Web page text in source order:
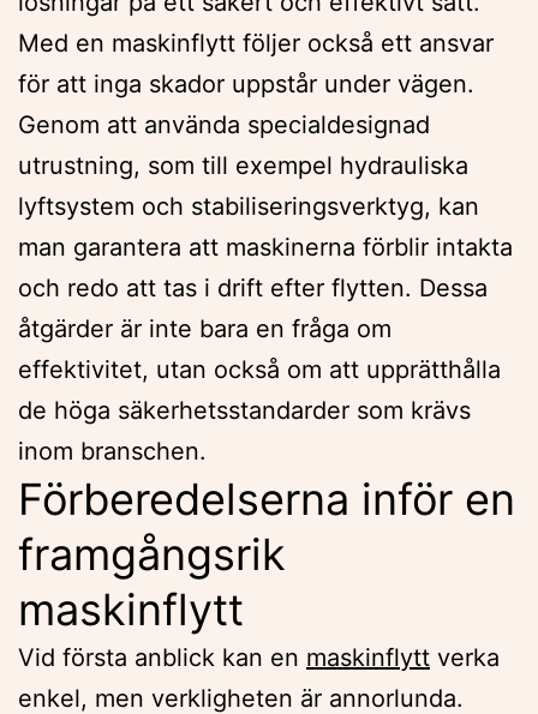
Med en maskinflytt följer också ett ansvar
för att inga skador uppstår under vägen.
Genom att använda specialdesignad
utrustning, som till exempel hydrauliska
lyftsystem och stabiliseringsverktyg, kan
man garantera att maskinerna förblir intakta
och redo att tas i drift efter flytten. Dessa
åtgärder är inte bara en fråga om
effektivitet, utan också om att upprätthålla
de höga säkerhetsstandarder som krävs
inom branschen.
Förberedelserna inför en
framgångsrik
maskinflytt
Vid första anblick kan en maskinflytt verka
enkel, men verkligheten är annorlunda.